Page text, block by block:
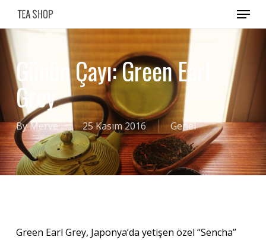
Skip
main
content
Menu
Günün Çayı: Green Earl
Grey
ByMerve 25 Kasım 2016 Genel
Green Earl Grey, Japonya’da yetişen özel “Sencha”